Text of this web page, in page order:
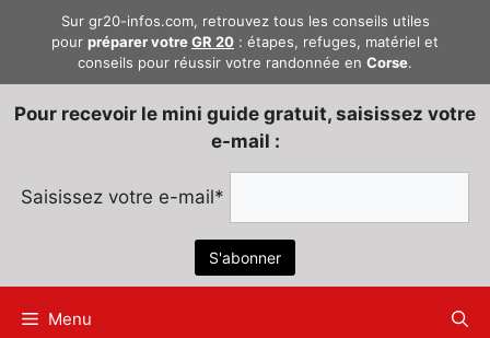
Sur gr20-infos.com, retrouvez tous les conseils utiles
pour préparer votreGR 20 : étapes, refuges, matériel et
conseils pour réussir votre randonnée en Corse.
Pour recevoir le mini guide gratuit, saisissez votre
e-mail :
Saisissez votre e-mail*
Menu